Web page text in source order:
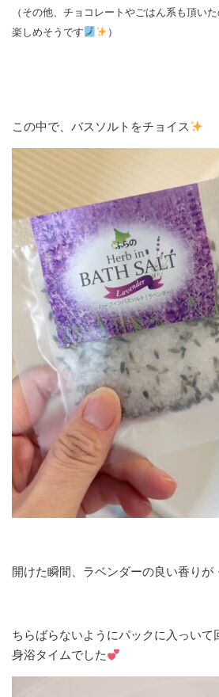
（その他、チョコレートやごはん系も頂い
楽しめそうです
）
この中で、バスソルトをチョイス
開けた瞬間、ラベンダーの良い香りが
ちらばらないようにパックに入っいて
身浴タイムでした